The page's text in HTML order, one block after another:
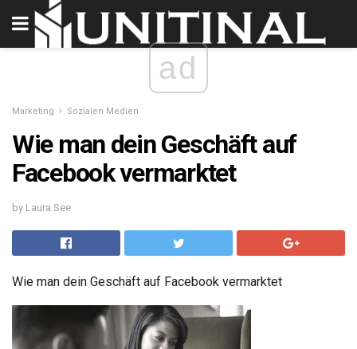
ad
Marketing Sozialen Medien
Wie man dein Geschäft auf
Facebook vermarktet
by Laura See
Wie man dein Geschäft auf Facebook vermarktet